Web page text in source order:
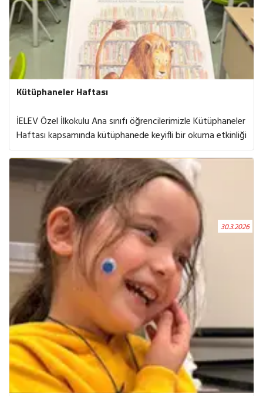
Kütüphaneler Haftası
İELEV Özel İlkokulu Ana sınıfı öğrencilerimizle Kütüphaneler
Haftası kapsamında kütüphanede keyifli bir okuma etkinliği
gerçekleştirdik. “Kütüphanedeki Aslan” adlı hikâyeyi birlikte
dinlerken kitapların büyülü dünyasında keşfe çıktık. Hikâye
sonrasında ise kendi kitap ayraçlarımızı tasarladık. Bu
etkinlik sayesinde öğrencilerimiz, kütüphane kullanımının
önemini fark ederken dinleme becerilerini geliştirme ve
hayal güçlerini zenginleştirme fırsatı buldular.
30.3.2026